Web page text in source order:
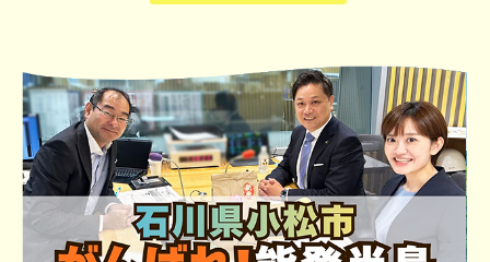
▼県内の酒蔵を特性おちょこでめぐる「日本酒上戸おちょこ旅」
▼KEIRINグランプリ2025 優勝
郡司浩平（ぐんじ こうへい）選手
SNSの力をフルに活用し、楽しみながら地元の悩み解決に邁進し
群馬県出身タレントで構成する「上州鶴の会」のANNG特番。
山本一太群馬県知事からメッセージコメントをいただいた
他、BUCK−TICK星野英彦、back number全員、ソ
フトバンクホークス周東佑京なども登場。
『群馬県に関する､明らかなフェイク情報‼』や『21世紀の‟上毛
カルタ”を作ろう！』をテーマにメール募集しマニアックな群馬